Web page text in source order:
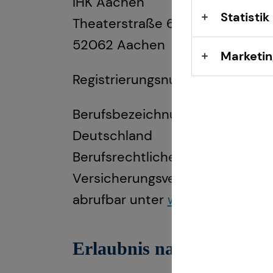
Theaterstraße 6-10
52062 Aachen
Registrierungsnummer: D-
Berufsbezeichnung:
Deutschland
Berufsrechtliche Regelungen:
Versicherungsvertrag (VVG),
abrufbar unter www.gesetze-
Erlaubnis nach § 34f
Statistik